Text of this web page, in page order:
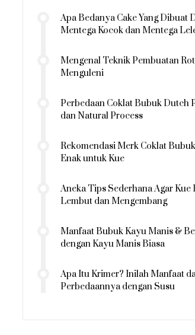
Apa Bedanya Cake Yang Dibuat
Mentega Kocok dan Mentega
Mengenal Teknik Pembuatan
Menguleni
Perbedaan Coklat Bubuk Dutch
dan Natural Process
Rekomendasi Merk Coklat
Enak untuk Kue
Aneka Tips Sederhana Agar Kue
Lembut dan Mengembang
Manfaat Bubuk Kayu Manis &
dengan Kayu Manis Biasa
Apa Itu Krimer? Inilah Manfaat
Perbedaannya dengan Susu